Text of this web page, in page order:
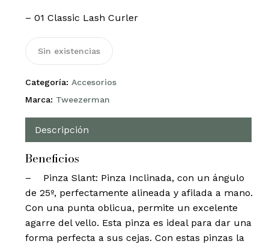
– 01 Classic Lash Curler
Sin existencias
Categoría: Accesorios
Marca: Tweezerman
Descripción
Beneficios
– Pinza Slant: Pinza Inclinada, con un ángulo
de 25º, perfectamente alineada y afilada a mano.
Con una punta oblicua, permite un excelente
agarre del vello. Esta pinza es ideal para dar una
forma perfecta a sus cejas. Con estas pinzas la